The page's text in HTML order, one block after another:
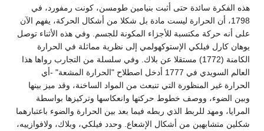
هذه الفكرة سائدة حتى أثبت بنيامين طومسن، كونت رمفورد، في
1798، أن الحرارة ليست مادة بل شكلا من أشكال الحركة، يفهم الآن
على أنه حركة مكتسبة للأجزاء المكونة للجسم. وفي هذه الأثناء توصل
يوهان كارل فيلكي الإستوكهولمي إلى نظرية مماثلة في الحرارة
الكامنة (1772) مستقلا عن بلاك. وفي سلسلة من التجارب رواها هذا
العالم السويدي في 1777 أدخل اصطلاح "الحرارة المشعة" -أي
الحرارة غير المنظورة التي تنبعث من المواد الساخنة، وقد ميز بينها
وبين الضوء، ووصف خطوط حركتها وانعكاسها وتركيزها بواسطة
المرايا، ومهد للربط الذي ربطه فيما بعد بين الحرارة والضوء باعتبارهما
شكلين متشابهين من أشكال الإشعاع. وحدد فيلكي، وبلاك، ولافوازييه،